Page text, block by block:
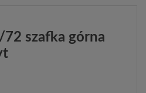
szafka górna